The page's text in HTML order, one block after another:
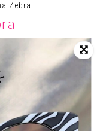
Zebra